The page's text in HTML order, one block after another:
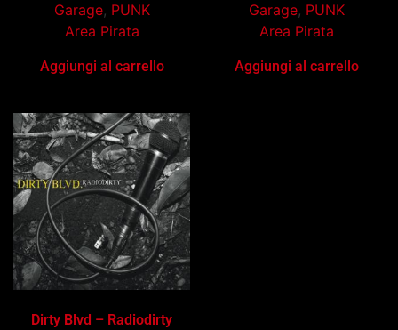
Garage, PUNK
Area Pirata
Aggiungi al carrello
Garage, PUNK
Area Pirata
Aggiungi al carrello
Dirty Blvd – Radiodirty